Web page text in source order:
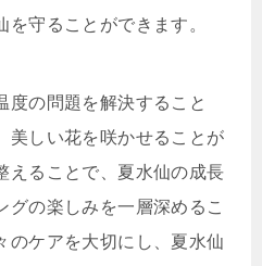
守ることができます。
度の問題を解決すること
美しい花を咲かせることが
えることで、夏水仙の成長
グの楽しみを一層深めるこ
のケアを大切にし、夏水仙